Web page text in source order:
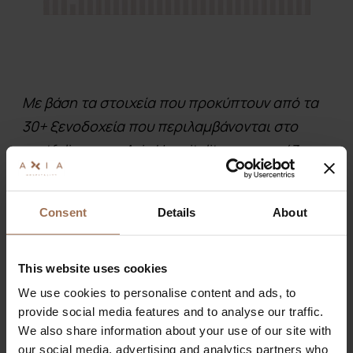
Consent Details About
This website uses cookies
We use cookies to personalise content and ads, to
provide social media features and to analyse our traffic.
We also share information about your use of our site with
our social media, advertising and analytics partners who
Με βάση τα στοιχεία που προκύπτουν από τα
30+ ξενοδοχεία που περιλαμβάνονται στο
portfolio της, η Axia Hospitality παρουσιάζει το
Overview του 2023 καθώς και τις τάσεις που
ήδη διαφαίνονται σχετικά με τις
ξενοδοχειακές κρατήσεις του 2024.
θετικό πρόσιμο όχι μόνο για τα
συνεργαζόμενα ξενοδοχεία της Αθήνας, αλλά
και στο σύνολο της επικράτειας,
σηματοδοτώντας ουσιαστικά το οριστικό